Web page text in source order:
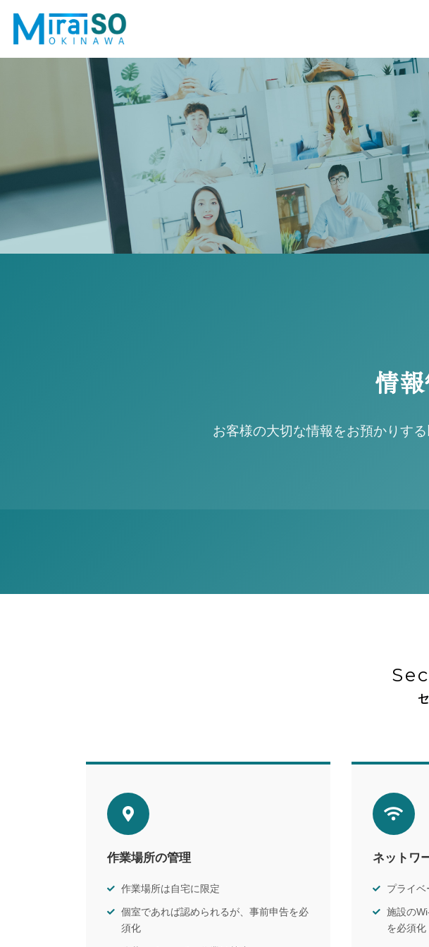
情
お客様の大切な情報をお預かりす
作業場所の管理
作業場所は自宅に限定
個室であれば認められるが、事前申告を必
須化
ネットワ
プライ
施設の
を必須化